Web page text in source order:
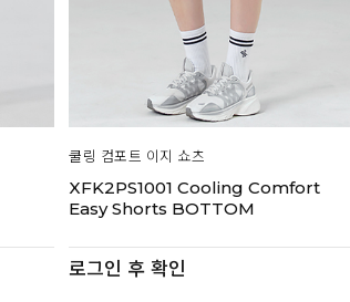
쿨링 컴포트 이지 쇼츠
XFK2PS1001 Cooling Comfort
Easy Shorts BOTTOM
로그인 후 확인